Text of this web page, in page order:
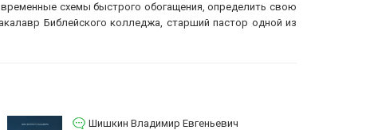
схемы быстрого обогащения, определить свою
Библейского колледжа, старший пастор одной из
Шишкин Владимир Евгеньевич